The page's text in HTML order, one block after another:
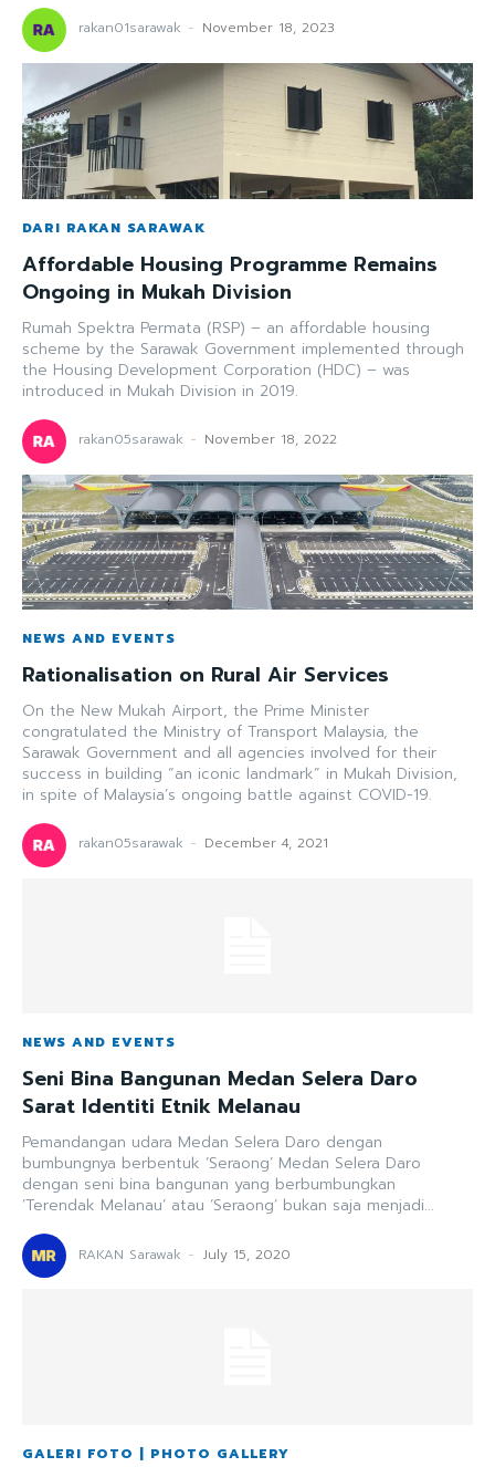
rakan01sarawak - November 18, 2023
DARI RAKAN SARAWAK
Affordable Housing Programme Remains
Ongoing in Mukah Division
Rumah Spektra Permata (RSP) – an affordable housing
scheme by the Sarawak Government implemented through
the Housing Development Corporation (HDC) – was
introduced in Mukah Division in 2019.
rakan05sarawak - November 18, 2022
NEWS AND EVENTS
Rationalisation on Rural Air Services
On the New Mukah Airport, the Prime Minister
congratulated the Ministry of Transport Malaysia, the
Sarawak Government and all agencies involved for their
success in building “an iconic landmark” in Mukah Division,
in spite of Malaysia’s ongoing battle against COVID-19.
rakan05sarawak - December 4, 2021
NEWS AND EVENTS
Seni Bina Bangunan Medan Selera Daro
Sarat Identiti Etnik Melanau
Pemandangan udara Medan Selera Daro dengan
bumbungnya berbentuk ‘Seraong’ Medan Selera Daro
dengan seni bina bangunan yang berbumbungkan
‘Terendak Melanau’ atau ‘Seraong’ bukan saja menjadi...
RAKAN Sarawak - July 15, 2020
GALERI FOTO | PHOTO GALLERY